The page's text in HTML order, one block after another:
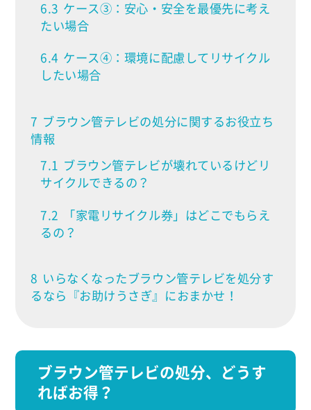
6.3 ケース③：安心・安全を最優先に考え
たい場合
6.4 ケース④：環境に配慮してリサイクル
したい場合
7 ブラウン管テレビの処分に関するお役立ち
情報
7.1 ブラウン管テレビが壊れているけどリ
サイクルできるの？
7.2
「家電リサイクル券」はどこでもらえ
るの？
8 いらなくなったブラウン管テレビを処分す
るなら『お助けうさぎ』におまかせ！
ブラウン管テレビの処分、どうす
ればお得？